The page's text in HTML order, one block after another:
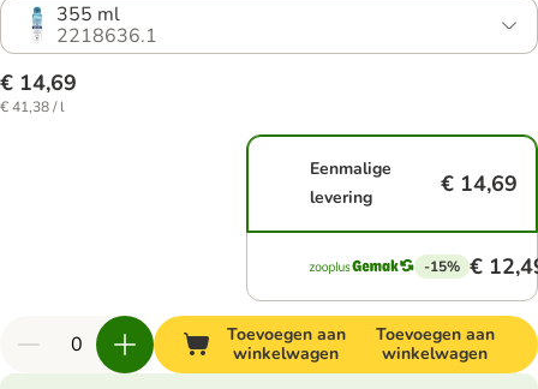
355 ml
2218636.1
€ 14,69
€ 41,38 / l
Eenmalige
levering
€ 14,69
-15% €
Toevoegen aan
winkelwagen
Toevoegen aan
winkelwagen